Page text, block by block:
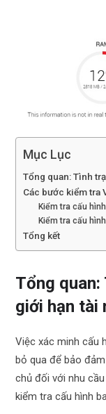
Mục Lục
Tổng quan: Tình
Các bước kiểm tra
Kiểm tra cấu
Kiểm tra cấu
Tổng kết
Tổng
giới hạn tài
Việc xác minh cấu
bỏ qua để bảo
chủ đối với nhu
kiểm tra cấu hình